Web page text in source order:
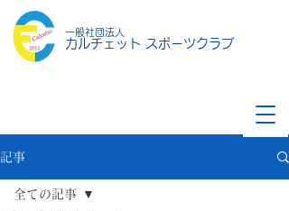
一般社団法人
カルチェット スポーツクラブ
記事
全ての記事